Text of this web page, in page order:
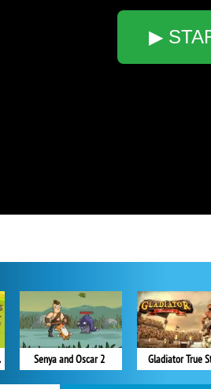
▶
Senya and Oscar 2 Gladiator True